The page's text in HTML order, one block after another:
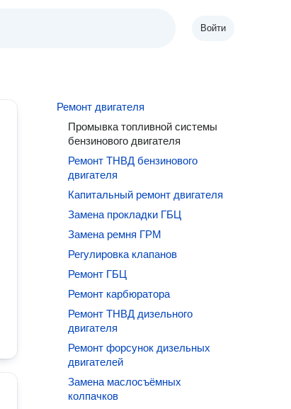
Войти
Ремонт двигателя
Промывка топливной системы
бензинового двигателя
Ремонт ТНВД бензинового
двигателя
Капитальный ремонт двигателя
Замена прокладки ГБЦ
Замена ремня ГРМ
Регулировка клапанов
Ремонт ГБЦ
Ремонт карбюратора
Ремонт ТНВД дизельного
двигателя
Ремонт форсунок дизельных
двигателей
Замена маслосъёмных
колпачков